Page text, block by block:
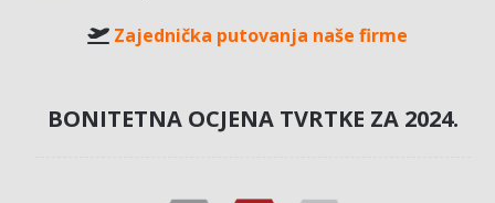
Zajednička putovanja naše firme
BONITETNA OCJENA TVRTKE ZA 2024.